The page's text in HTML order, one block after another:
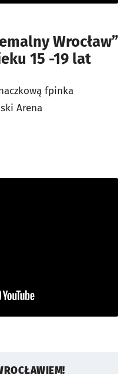
Wrocław”
15 -19 lat
fpinka
Arena